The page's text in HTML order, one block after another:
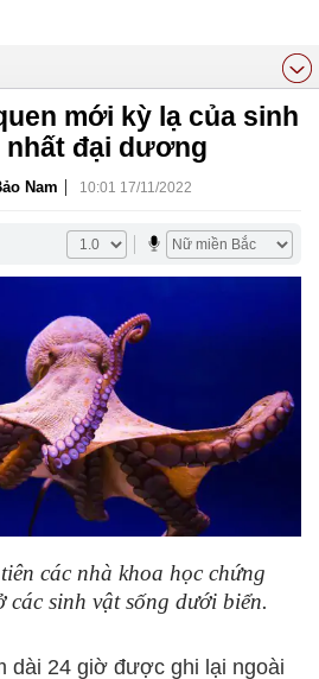
mới kỳ lạ của sinh
đại dương
Nam | 10:01 17/11/2022
các nhà khoa học chứng
các sinh vật sống dưới biển.
dài 24 giờ được ghi lại ngoài